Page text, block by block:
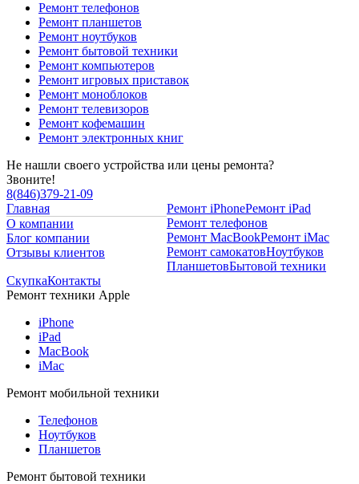
Ремонт телефонов
Ремонт планшетов
Ремонт ноутбуков
Ремонт бытовой техники
Ремонт компьютеров
Ремонт игровых приставок
Ремонт моноблоков
Ремонт телевизоров
Ремонт кофемашин
Ремонт электронных книг
Не нашли своего устройства или цены ремонта?
Звоните!
8(846)379-21-09
Главная
О компании
Блог компании
Отзывы клиентов
Ремонт iPhoneРемонт iPad
Ремонт телефонов
Ремонт MacBookРемонт iMac
Ремонт самокатовНоутбуков
ПланшетовБытовой техники
СкупкаКонтакты
Ремонт техники Apple
iPhone
iPad
MacBook
iMac
Ремонт мобильной техники
Телефонов
Ноутбуков
Планшетов
Ремонт бытовой техники